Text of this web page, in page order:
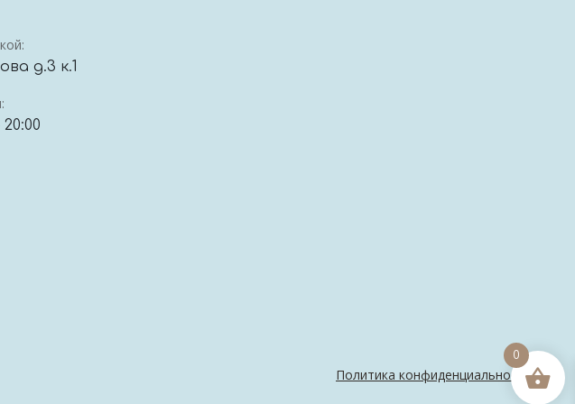
д.3 к.1
Политика конфиденциальности
0